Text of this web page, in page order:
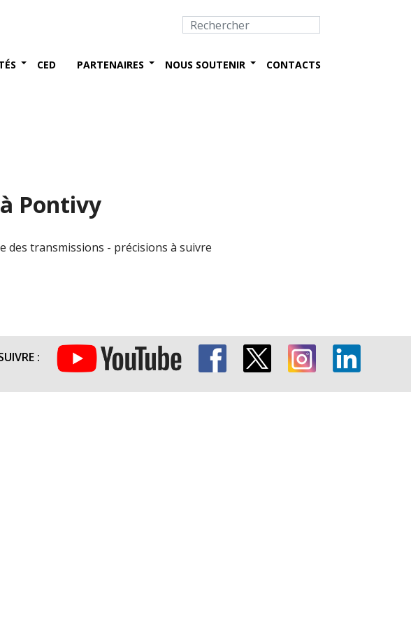
CED PARTENAIRES NOUS SOUTENIR CONTACTS
Pontivy
des transmissions - précisions à suivre
: